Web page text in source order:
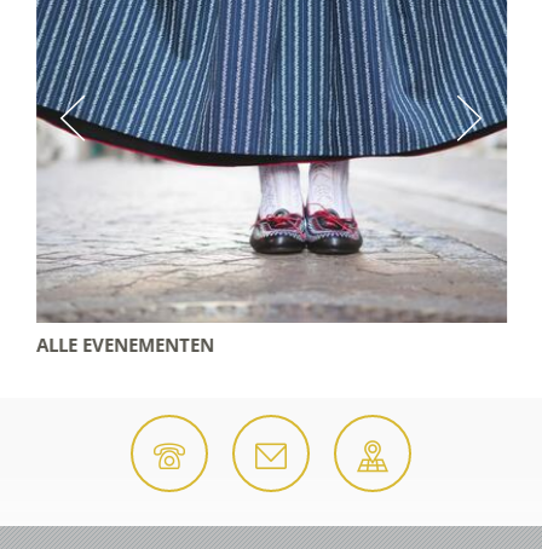
ALLE EVENEMENTEN